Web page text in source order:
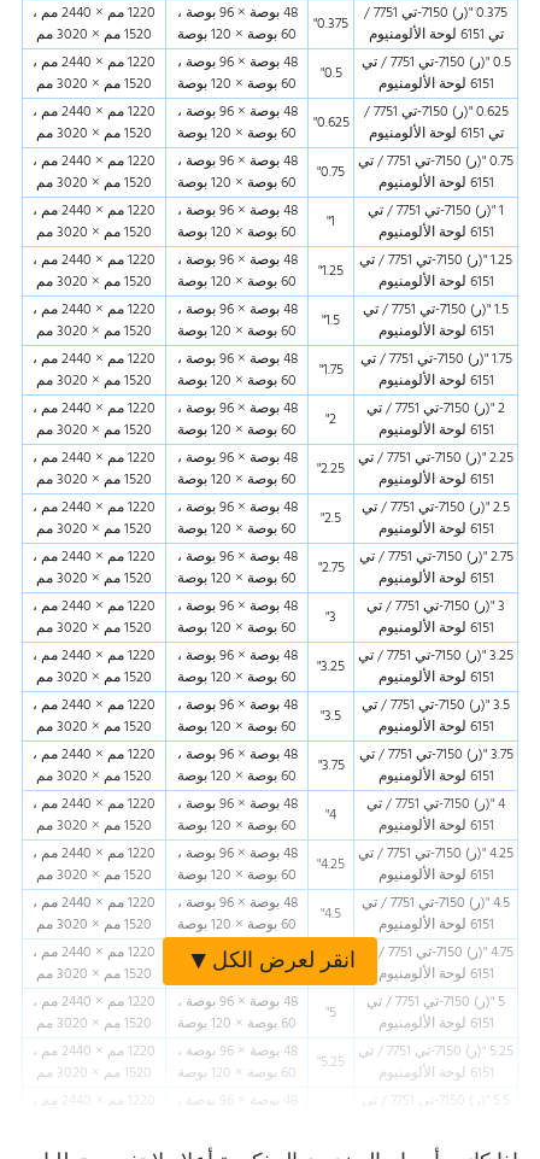
0.375 "(ر) 7150-تي 7751 /
تي 6151 لوحة الألومنيوم
0.375"
48 بوصة × 96 بوصة ،
60 بوصة × 120 بوصة
1220 مم × 2440 مم ،
1520 مم × 3020 مم
0.5 "(ر) 7150-تي 7751 / تي
6151 لوحة الألومنيوم
0.5"
48 بوصة × 96 بوصة ،
60 بوصة × 120 بوصة
1220 مم × 2440 مم ،
1520 مم × 3020 مم
0.625 "(ر) 7150-تي 7751 /
تي 6151 لوحة الألومنيوم
0.625"
48 بوصة × 96 بوصة ،
60 بوصة × 120 بوصة
1220 مم × 2440 مم ،
1520 مم × 3020 مم
0.75 "(ر) 7150-تي 7751 / تي
6151 لوحة الألومنيوم
0.75"
48 بوصة × 96 بوصة ،
60 بوصة × 120 بوصة
1220 مم × 2440 مم ،
1520 مم × 3020 مم
1 "(ر) 7150-تي 7751 / تي
6151 لوحة الألومنيوم
1"
48 بوصة × 96 بوصة ،
60 بوصة × 120 بوصة
1220 مم × 2440 مم ،
1520 مم × 3020 مم
1.25 "(ر) 7150-تي 7751 / تي
6151 لوحة الألومنيوم
1.25"
48 بوصة × 96 بوصة ،
60 بوصة × 120 بوصة
1220 مم × 2440 مم ،
1520 مم × 3020 مم
1.5 "(ر) 7150-تي 7751 / تي
6151 لوحة الألومنيوم
1.5"
48 بوصة × 96 بوصة ،
60 بوصة × 120 بوصة
1220 مم × 2440 مم ،
1520 مم × 3020 مم
1.75 "(ر) 7150-تي 7751 / تي
6151 لوحة الألومنيوم
1.75"
48 بوصة × 96 بوصة ،
60 بوصة × 120 بوصة
1220 مم × 2440 مم ،
1520 مم × 3020 مم
2 "(ر) 7150-تي 7751 / تي
6151 لوحة الألومنيوم
2"
48 بوصة × 96 بوصة ،
60 بوصة × 120 بوصة
1220 مم × 2440 مم ،
1520 مم × 3020 مم
2.25 "(ر) 7150-تي 7751 / تي
6151 لوحة الألومنيوم
2.25"
48 بوصة × 96 بوصة ،
60 بوصة × 120 بوصة
1220 مم × 2440 مم ،
1520 مم × 3020 مم
2.5 "(ر) 7150-تي 7751 / تي
6151 لوحة الألومنيوم
2.5"
48 بوصة × 96 بوصة ،
60 بوصة × 120 بوصة
1220 مم × 2440 مم ،
1520 مم × 3020 مم
2.75 "(ر) 7150-تي 7751 / تي
6151 لوحة الألومنيوم
2.75"
48 بوصة × 96 بوصة ،
60 بوصة × 120 بوصة
1220 مم × 2440 مم ،
1520 مم × 3020 مم
3 "(ر) 7150-تي 7751 / تي
6151 لوحة الألومنيوم
3"
48 بوصة × 96 بوصة ،
60 بوصة × 120 بوصة
1220 مم × 2440 مم ،
1520 مم × 3020 مم
3.25 "(ر) 7150-تي 7751 / تي
6151 لوحة الألومنيوم
3.25"
48 بوصة × 96 بوصة ،
60 بوصة × 120 بوصة
1220 مم × 2440 مم ،
1520 مم × 3020 مم
3.5 "(ر) 7150-تي 7751 / تي
6151 لوحة الألومنيوم
3.5"
48 بوصة × 96 بوصة ،
60 بوصة × 120 بوصة
1220 مم × 2440 مم ،
1520 مم × 3020 مم
3.75 "(ر) 7150-تي 7751 / تي
6151 لوحة الألومنيوم
3.75"
48 بوصة × 96 بوصة ،
60 بوصة × 120 بوصة
1220 مم × 2440 مم ،
1520 مم × 3020 مم
4 "(ر) 7150-تي 7751 / تي
6151 لوحة الألومنيوم
4"
48 بوصة × 96 بوصة ،
60 بوصة × 120 بوصة
1220 مم × 2440 مم ،
1520 مم × 3020 مم
4.25 "(ر) 7150-تي 7751 / تي
6151 لوحة الألومنيوم
4.25"
48 بوصة × 96 بوصة ،
60 بوصة × 120 بوصة
1220 مم × 2440 مم ،
1520 مم × 3020 مم
4.5 "(ر) 7150-تي 7751 / تي
6151 لوحة الألومنيوم
4.5"
48 بوصة × 96 بوصة ،
60 بوصة × 120 بوصة
1220 مم × 2440 مم ،
1520 مم × 3020 مم
4.75 "(ر) 7150-تي 7751 / تي
6151 لوحة الألومنيوم
4.75"
48 بوصة × 96 بوصة ،
60 بوصة × 120 بوصة
1220 مم × 2440 مم ،
1520 مم × 3020 مم
5 "(ر) 7150-تي 7751 / تي
6151 لوحة الألومنيوم
5"
48 بوصة × 96 بوصة ،
60 بوصة × 120 بوصة
1220 مم × 2440 مم ،
1520 مم × 3020 مم
5.25 "(ر) 7150-تي 7751 / تي
6151 لوحة الألومنيوم
5.25"
48 بوصة × 96 بوصة ،
60 بوصة × 120 بوصة
1220 مم × 2440 مم ،
1520 مم × 3020 مم
5.5 "(ر) 7150-تي 7751 / تي
48 بوصة × 96 بوصة ،
1220 مم × 2440 مم ،
5.75 "(ر) 7150-تي 7751 / تي
48 بوصة × 96 بوصة ، 1220 مم × 2440 مم ،
انقر لعرض الكل